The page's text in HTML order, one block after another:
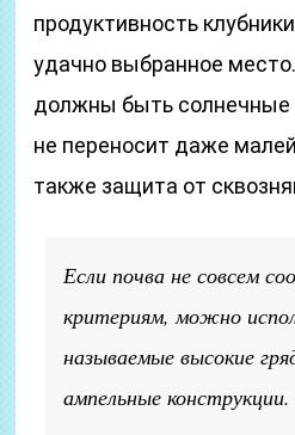
продуктивность
удачно выбранное
должны быть солнечные
не переносит даже
также защита от
Если почва не совсем
критериям, можно
называемые высокие
ампельные конструкции.